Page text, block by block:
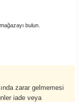
bulun.
zarar gelmemesi
iade veya